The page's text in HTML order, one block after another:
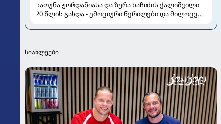
ხათუნა ჟორდანიასა და ზურა ხაჩიძის ქალიშვილი
20 წლის გახდა - ემოციური წერილები და მილოცვა
სიახლეები